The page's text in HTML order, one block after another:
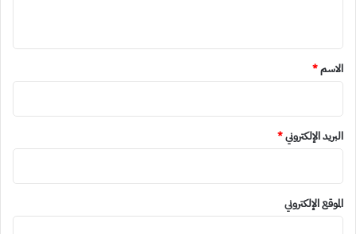
*
الاسم*
البريد الإلكتروني*
الموقع الإلكتروني